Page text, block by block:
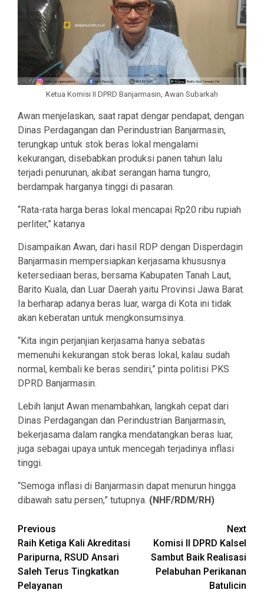
Ketua Komisi II DPRD Banjarmasin, Awan Subarkah
Awan menjelaskan, saat rapat dengar pendapat, dengan
Dinas Perdagangan dan Perindustrian Banjarmasin,
terungkap untuk stok beras lokal mengalami
kekurangan, disebabkan produksi panen tahun lalu
terjadi penurunan, akibat serangan hama tungro,
berdampak harganya tinggi di pasaran.
“Rata-rata harga beras lokal mencapai Rp20 ribu rupiah
perliter,” katanya
Disampaikan Awan, dari hasil RDP dengan Disperdagin
Banjarmasin mempersiapkan kerjasama khususnya
ketersediaan beras, bersama Kabupaten Tanah Laut,
Barito Kuala, dan Luar Daerah yaitu Provinsi Jawa Barat.
Ia berharap adanya beras luar, warga di Kota ini tidak
akan keberatan untuk mengkonsumsinya.
“Kita ingin perjanjian kerjasama hanya sebatas
memenuhi kekurangan stok beras lokal, kalau sudah
normal, kembali ke beras sendiri,” pinta politisi PKS
DPRD Banjarmasin.
Lebih lanjut Awan menambahkan, langkah cepat dari
Dinas Perdagangan dan Perindustrian Banjarmasin,
bekerjasama dalam rangka mendatangkan beras luar,
juga sebagai upaya untuk mencegah terjadinya inflasi
tinggi.
“Semoga inflasi di Banjarmasin dapat menurun hingga
dibawah satu persen,” tutupnya. (NHF/RDM/RH)
Continue
Reading
Previous
Raih Ketiga Kali Akreditasi
Paripurna, RSUD Ansari
Saleh Terus Tingkatkan
Pelayanan
Next
Komisi II DPRD Kalsel
Sambut Baik Realisasi
Pelabuhan Perikanan
Batulicin